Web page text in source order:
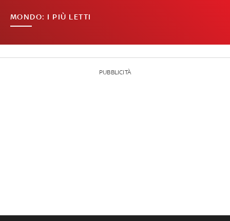
MONDO: I PIÙ LETTI
PUBBLICITÀ